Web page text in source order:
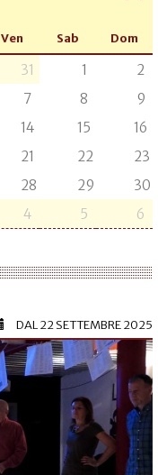
Ven Sab Dom
31 1
2
7 8
9
14 15
16
21 22
23
28 29
30
4 5 6
DAL22 SETTEMBRE 2025